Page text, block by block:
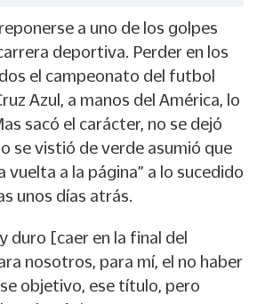
a uno de los golpes
deportiva. Perder en los
el campeonato del futbol
Azul, a manos del América, lo
sacó el carácter, no se dejó
se vistió de verde asumió que
vuelta a la página” a lo sucedido
unos días atrás.
duro [caer en la final del
nosotros, para mí, el no haber
objetivo, ese título, pero